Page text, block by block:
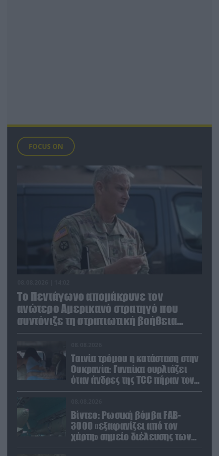
FOCUS ON
Το Πεντάγωνο απομάκρυνε τον
ανώτερο Αμερικανό στρατηγό που
συντόνιζε τη στρατιωτική βοήθεια
προς την Ουκρανία
Ταινία τρόμου η κατάσταση στην
Ουκρανία: Γυναίκα ουρλιάζει
όταν άνδρες της TCC πήραν τον
σύντροφό της (βίντεο)
Βίντεο: Ρωσική βόμβα FAB-
3000 «εξαφανίζει από τον
χάρτη» σημείο διέλευσης των
ουκρανικών δυνάμεων στην